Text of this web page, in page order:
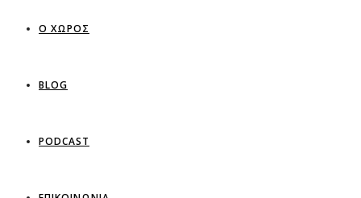
Ο ΧΩΡΟΣ
BLOG
PODCAST